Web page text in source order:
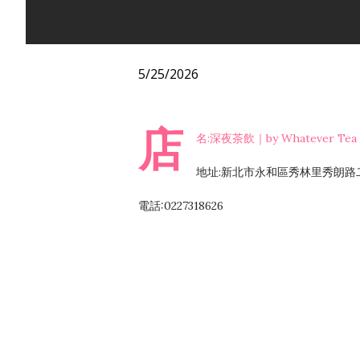
5/25/2026
店 名:深夜茶飲｜by Whatever Tea
地址:新北市永和區秀林里秀朗路
電話:0227318626